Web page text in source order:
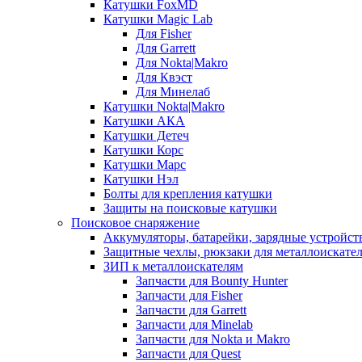
Катушки FoxMD
Катушки Magic Lab
Для Fisher
Для Garrett
Для Nokta|Makro
Для Квэст
Для Минелаб
Катушки Nokta|Makro
Катушки АКА
Катушки Детеч
Катушки Корс
Катушки Марс
Катушки Нэл
Болты для крепления катушки
Защиты на поисковые катушки
Поисковое снаряжение
Аккумуляторы, батарейки, зарядные
Защитные чехлы, рюкзаки для
ЗИП к металлоискателям
Запчасти для Bounty Hunter
Запчасти для Fisher
Запчасти для Garrett
Запчасти для Minelab
Запчасти для Nokta и Makro
Запчасти для Quest